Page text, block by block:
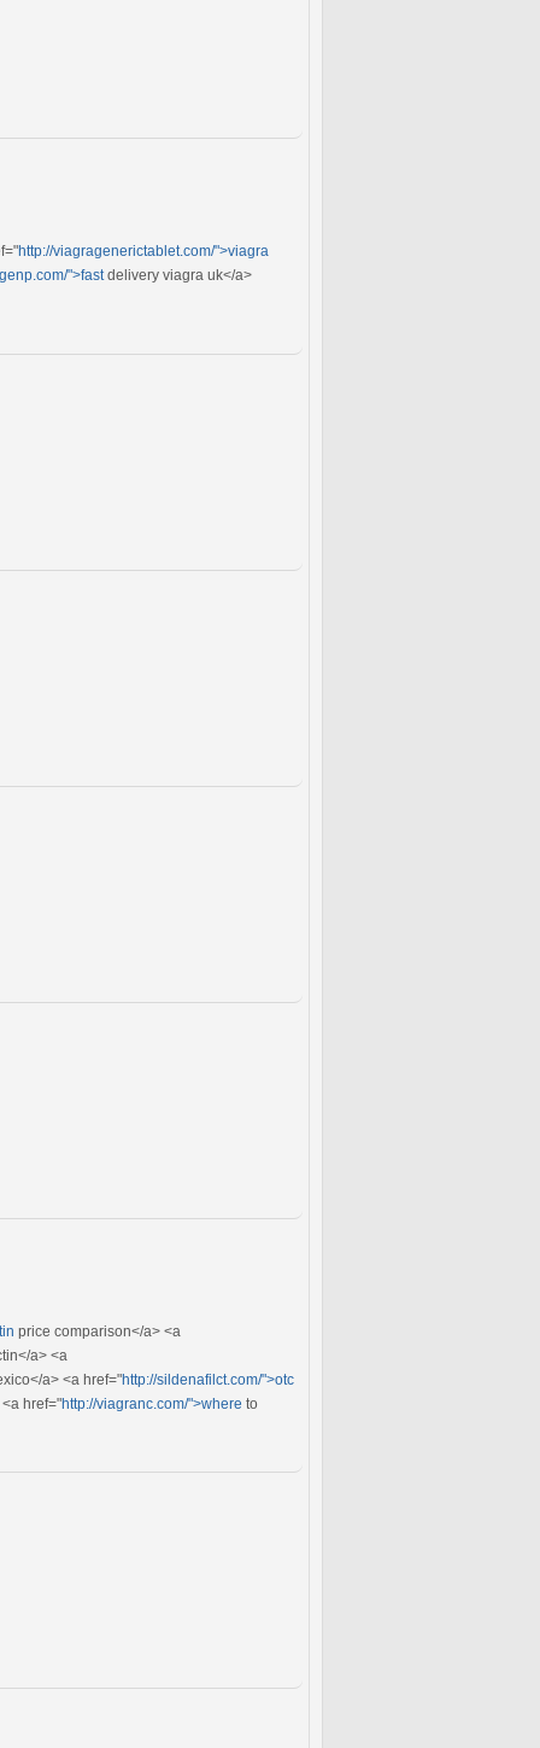
http://viagragenerictablet.com/">viagra
">fast delivery viagra uk</a>
price comparison</a> <a
a> <a
a> <a href="http://sildenafilct.com/">otc
href="http://viagranc.com/">where to